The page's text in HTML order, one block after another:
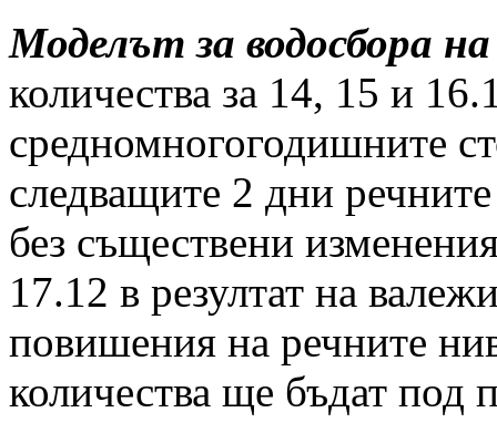
Моделът за водосбора
количества за 14, 15 и
средномногогодишните
следващите 2 дни
без съществени
17.12 в резултат на
повишения на речните
количества ще бъдат под